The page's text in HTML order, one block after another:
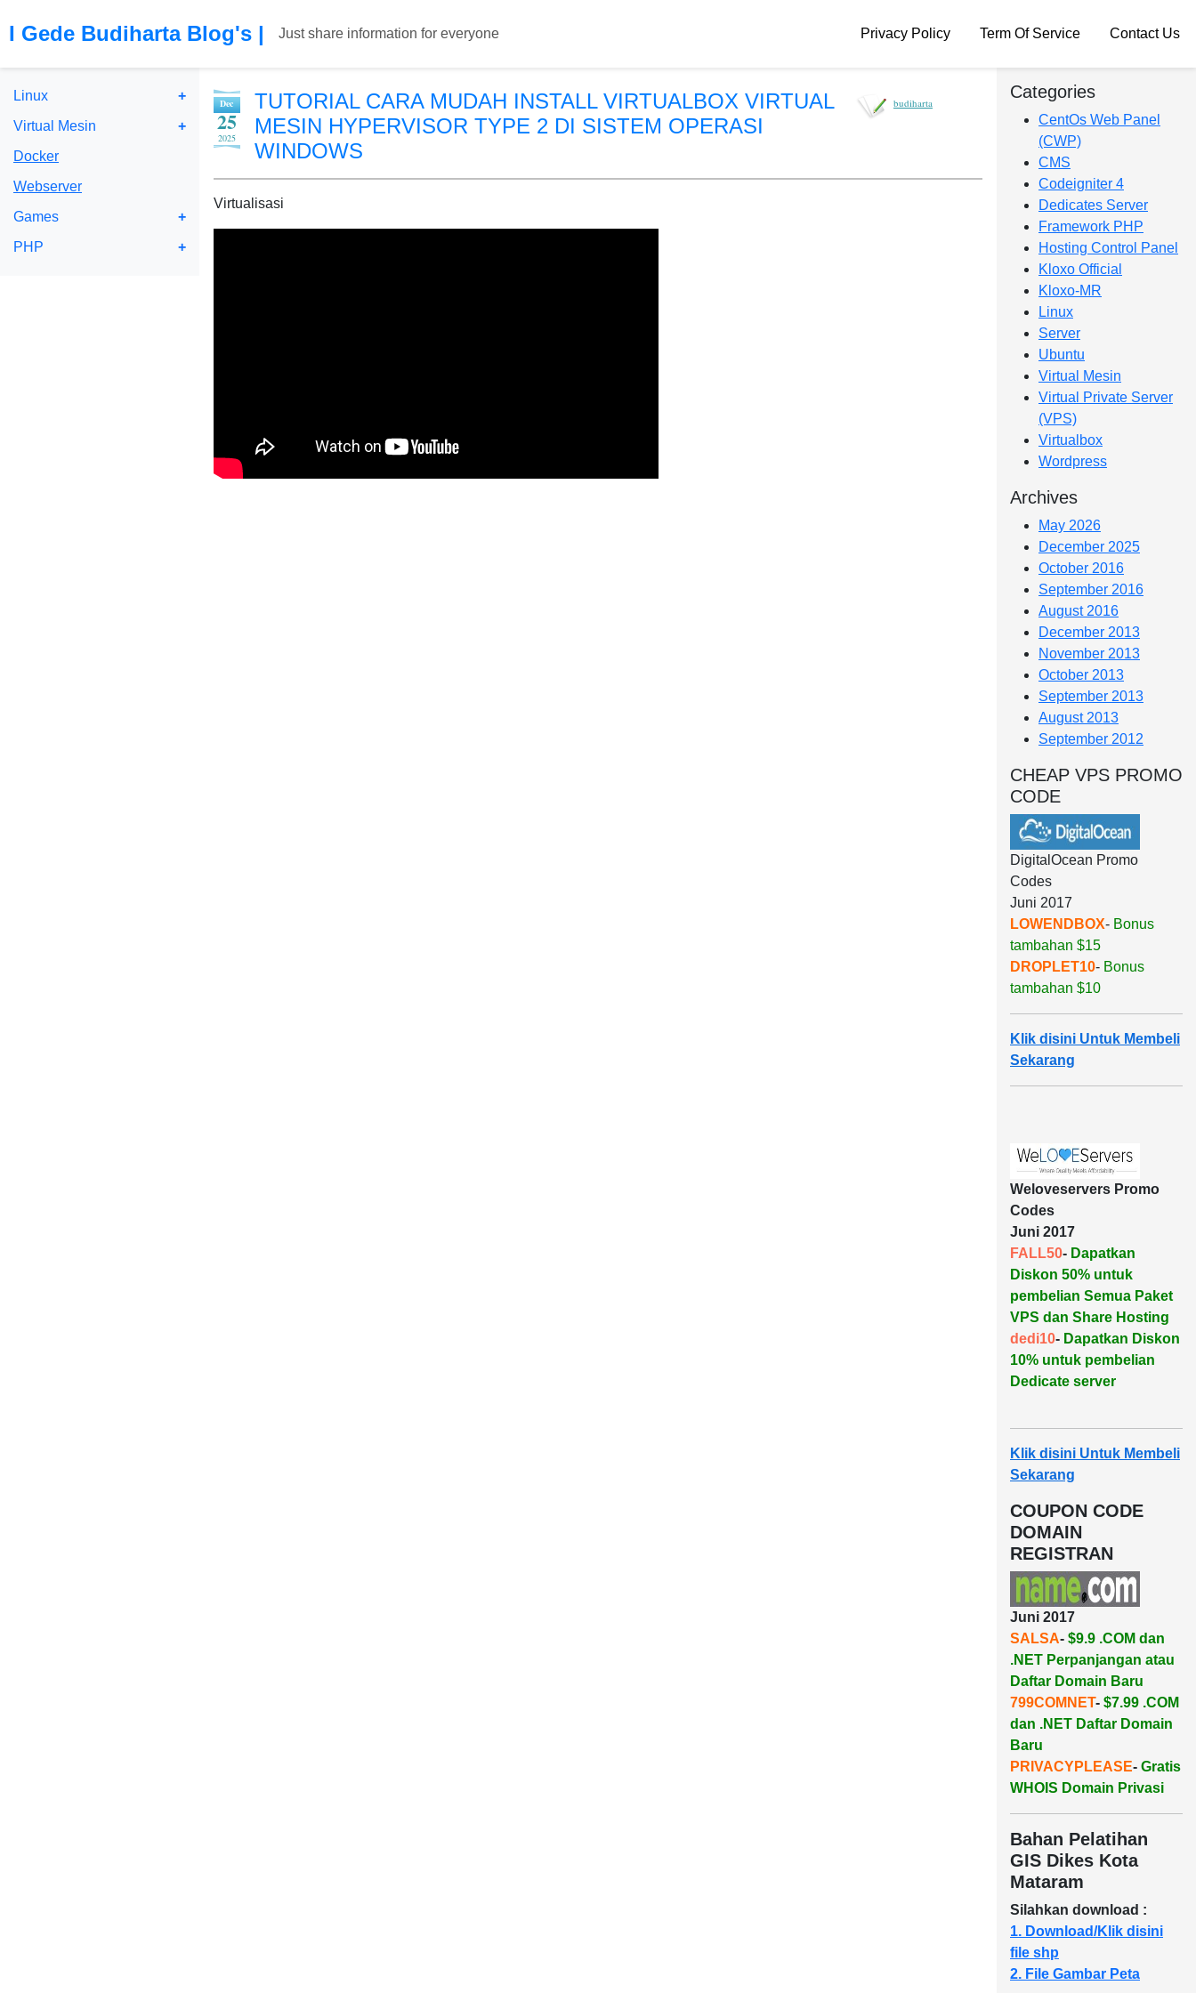
I Gede Budiharta Blog's | Just share information for everyone Privacy Policy Term Of Service Contact Us
Linux
Virtual Mesin
Docker
Webserver
Games
PHP
Dec
25
2025
TUTORIAL CARA MUDAH INSTALL VIRTUALBOX VIRTUAL
MESIN HYPERVISOR TYPE 2 DI SISTEM OPERASI
WINDOWS
budiharta
Virtualisasi
Categories
CentOs Web Panel
(CWP)
CMS
Codeigniter 4
Dedicates Server
Framework PHP
Hosting Control Panel
Kloxo Official
Kloxo-MR
Linux
Server
Ubuntu
Virtual Mesin
Virtual Private Server
(VPS)
Virtualbox
Wordpress
Archives
May 2026
December 2025
October 2016
September 2016
August 2016
December 2013
November 2013
October 2013
September 2013
August 2013
September 2012
CHEAP VPS PROMO
CODE
DigitalOcean Promo
Codes
Juni 2017
LOWENDBOX- Bonus
tambahan $15
DROPLET10- Bonus
tambahan $10
Klik disini Untuk Membeli
Sekarang
Weloveservers Promo
Codes
Juni 2017
FALL50- Dapatkan
Diskon 50% untuk
pembelian Semua Paket
VPS dan Share Hosting
dedi10- Dapatkan Diskon
10% untuk pembelian
Dedicate server
Klik disini Untuk Membeli
Sekarang
COUPON CODE
DOMAIN
REGISTRAN
Juni 2017
SALSA- $9.9 .COM dan
.NET Perpanjangan atau
Daftar Domain Baru
799COMNET- $7.99 .COM
dan .NET Daftar Domain
Baru
PRIVACYPLEASE- Gratis
WHOIS Domain Privasi
Bahan Pelatihan
GIS Dikes Kota
Mataram
Silahkan download :
1. Download/Klik disini
file shp
2. File Gambar Peta